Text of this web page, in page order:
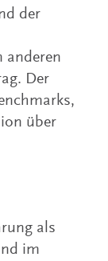
der
anderen
Der
über
als
im